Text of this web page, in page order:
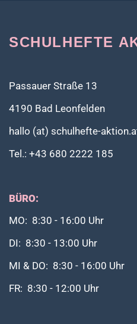
SCHULHEFTE
Passauer Straße 13
4190 Bad Leonfelden
hallo (at) schulhefte-
Tel.: +43 680 2222 185
BÜRO:
MO: 8:30 - 16:00 Uhr
DI: 8:30 - 13:00 Uhr
MI & DO: 8:30 - 16:00 Uhr
FR: 8:30 - 12:00 Uhr